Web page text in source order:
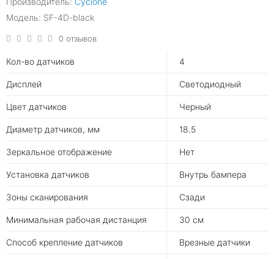
Модель: SF-4D-black
0 отзывов
Кол-во датчиков 4
Дисплей Светодиодный
Цвет датчиков Черный
Диаметр датчиков, мм 18.5
Зеркальное отображение Нет
Установка датчиков Внутрь бампера
Зоны сканирования Сзади
Минимальная рабочая дистанция 30 см
Способ крепление датчиков Врезные датчики